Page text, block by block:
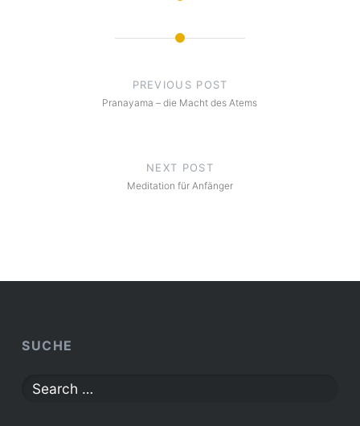
PREVIOUS POST
Pranayama – die Macht des Atems
NEXT POST
Meditation für Anfänger
SUCHE
Search